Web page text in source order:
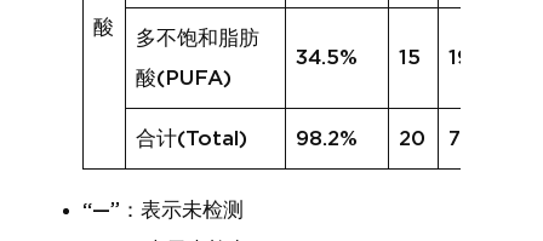
酸
多不饱和脂肪
酸(PUFA)
34.5% 15 19.2%
合计(Total) 98.2% 20 76.4%
“—”：表示未检测